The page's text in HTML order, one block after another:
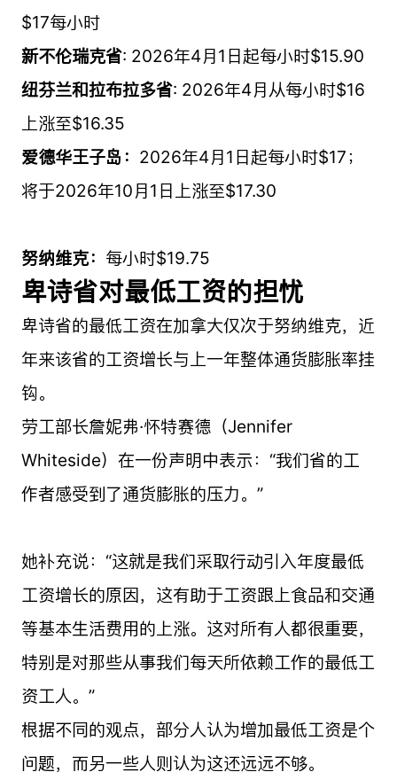
$17每小时
新不伦瑞克省: 2026年4月1日起每小时$15.90
纽芬兰和拉布拉多省: 2026年4月从每小时$16
上涨至$16.35
爱德华王子岛： 2026年4月1日起每小时$17；
将于2026年10月1日上涨至$17.30
努纳维克： 每小时$19.75
卑诗省对最低工资的担忧
卑诗省的最低工资在加拿大仅次于努纳维克，近
年来该省的工资增长与上一年整体通货膨胀率挂
钩。
劳工部长詹妮弗·怀特赛德（Jennifer
Whiteside）在一份声明中表示：“我们省的工
作者感受到了通货膨胀的压力。”
她补充说：“这就是我们采取行动引入年度最低
工资增长的原因，这有助于工资跟上食品和交通
等基本生活费用的上涨。这对所有人都很重要，
特别是对那些从事我们每天所依赖工作的最低工
资工人。”
根据不同的观点，部分人认为增加最低工资是个
问题，而另一些人则认为这还远远不够。